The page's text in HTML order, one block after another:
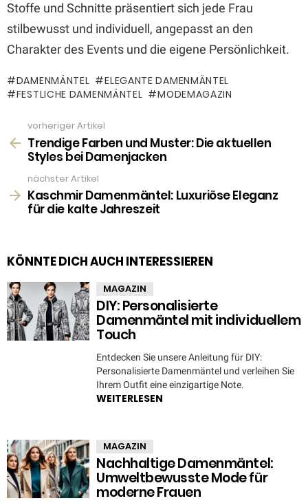
Stoffe und Schnitte präsentiert sich jede Frau
stilbewusst und individuell, angepasst an den
Charakter des Events und die eigene Persönlichkeit.
DAMENMÄNTEL
ELEGANTE DAMENMÄNTEL
FESTLICHE DAMENMÄNTEL
MODEMAGAZIN
more
vorheriger Artikel
Trendige Farben und Muster: Die aktuellen
Styles bei Damenjacken
nächster Artikel
Kaschmir Damenmäntel: Luxuriöse Eleganz
für die kalte Jahreszeit
KÖNNTE DICH AUCH INTERESSIEREN
MAGAZIN
DIY: Personalisierte
Damenmäntel mit individuellem
Touch
Entdecken Sie unsere Anleitung für DIY:
Personalisierte Damenmäntel und verleihen Sie
Ihrem Outfit eine einzigartige Note.
WEITERLESEN
MAGAZIN
Nachhaltige Damenmäntel:
Umweltbewusste Mode für
moderne Frauen